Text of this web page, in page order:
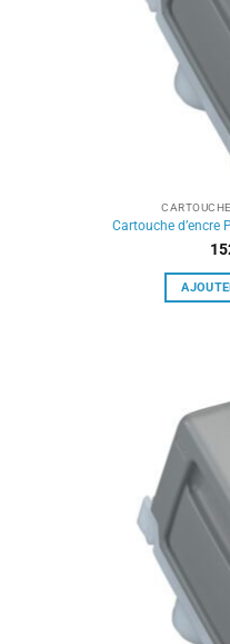
Cartouche d’encre